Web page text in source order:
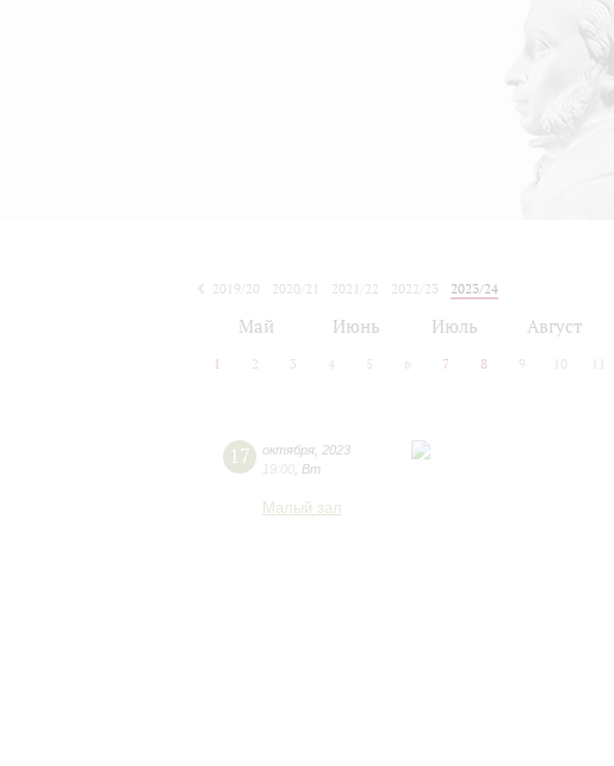
2019/20
2020/21 2021/22 2022/23
2023/24
Май Июнь Июль Август
1 2 3 4 5 6 7 8 9 10
17 октября 2023
19:00 Вт
Малый зал